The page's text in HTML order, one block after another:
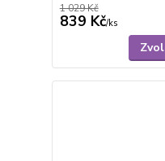
1 029 Kč
839 Kč/ks